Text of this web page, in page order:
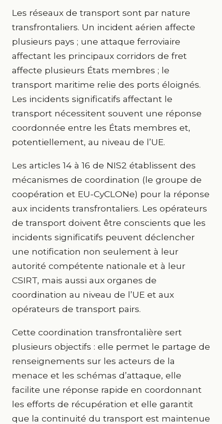
Les réseaux de transport sont par nature
transfrontaliers. Un incident aérien affecte
plusieurs pays ; une attaque ferroviaire
affectant les principaux corridors de fret
affecte plusieurs États membres ; le
transport maritime relie des ports éloignés.
Les incidents significatifs affectant le
transport nécessitent souvent une réponse
coordonnée entre les États membres et,
potentiellement, au niveau de l’UE.
Les articles 14 à 16 de NIS2 établissent des
mécanismes de coordination (le groupe de
coopération et EU-CyCLONe) pour la réponse
aux incidents transfrontaliers. Les opérateurs
de transport doivent être conscients que les
incidents significatifs peuvent déclencher
une notification non seulement à leur
autorité compétente nationale et à leur
CSIRT, mais aussi aux organes de
coordination au niveau de l’UE et aux
opérateurs de transport pairs.
Cette coordination transfrontalière sert
plusieurs objectifs : elle permet le partage de
renseignements sur les acteurs de la
menace et les schémas d’attaque, elle
facilite une réponse rapide en coordonnant
les efforts de récupération et elle garantit
que la continuité du transport est maintenue